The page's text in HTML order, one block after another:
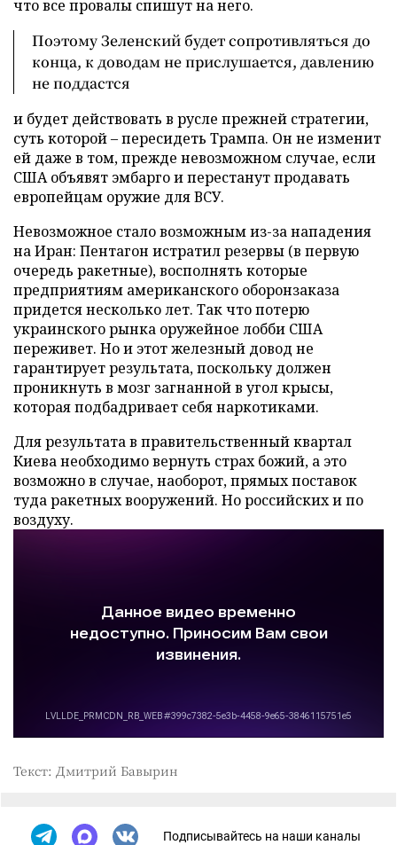
что все провалы спишут на него.
Поэтому Зеленский будет сопротивляться до
конца, к доводам не прислушается, давлению
не поддастся
и будет действовать в русле прежней стратегии,
суть которой – пересидеть Трампа. Он не изменит
ей даже в том, прежде невозможном случае, если
США объявят эмбарго и перестанут продавать
европейцам оружие для ВСУ.
Невозможное стало возможным из-за нападения
на Иран: Пентагон истратил резервы (в первую
очередь ракетные), восполнять которые
предприятиям американского оборонзаказа
придется несколько лет. Так что потерю
украинского рынка оружейное лобби США
переживет. Но и этот железный довод не
гарантирует результата, поскольку должен
проникнуть в мозг загнанной в угол крысы,
которая подбадривает себя наркотиками.
Для результата в правительственный квартал
Киева необходимо вернуть страх божий, а это
возможно в случае, наоборот, прямых поставок
туда ракетных вооружений. Но российских и по
воздуху.
Текст: Дмитрий Бавырин
Подписывайтесь на наши каналы